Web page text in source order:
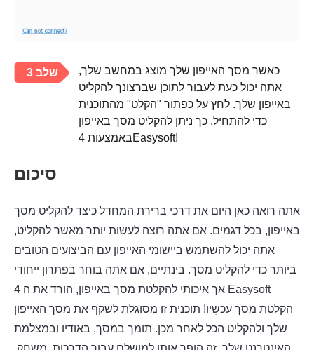
שלב 3
כאשר מסך האייפון שלך מוצג במחשב שלך,
אתה יכול כעת לעבור לתוכן שברצונך להקליט
באייפון שלך. לחץ על כפתור "הקלט" מהתוכנית
כדי להתחיל. כך ניתן להקליט מסך באייפון
באמצעות 4Easysoft!
סיכום
אתה רואה כאן היום את דרכי ברירת המחדל כיצד להקליט מסך
באייפון, בכל דגמים. אם אתה רוצה לעשות יותר מאשר להקליט,
אתה יכול להשתמש ביישומי האייפון עם הביצועים הטובים
ביותר כדי להקליט מסך. בינתיים, אם אתה בוחר בפתרון ייחודי
אך איכותי להקלטת מסך באייפון, הורד את ה 4 Easysoft
הקלטת מסך עַכשָׁיו! תוכנית זו מסוגלת לשקף את מסך האייפון
שלך ולהקליט הכל לאחר מכן. תומך במסך, באודיו ובמצלמת